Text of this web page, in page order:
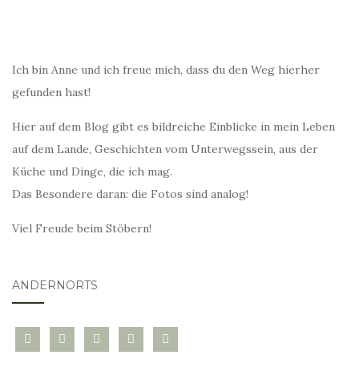
Ich bin Anne und ich freue mich, dass du den Weg hierher
gefunden hast!
Hier auf dem Blog gibt es bildreiche Einblicke in mein Leben
auf dem Lande, Geschichten vom Unterwegssein, aus der
Küche und Dinge, die ich mag.
Das Besondere daran: die Fotos sind analog!
Viel Freude beim Stöbern!
ANDERNORTS
bloglovininstagramtwitter pinterest
mail